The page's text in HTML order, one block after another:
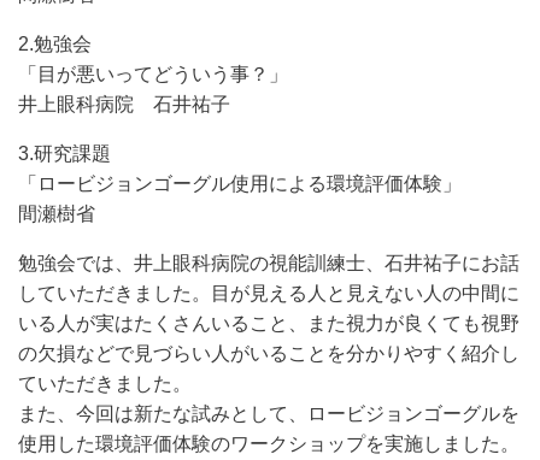
2.勉強会
「目が悪いってどういう事？」
井上眼科病院 石井祐子
3.研究課題
「ロービジョンゴーグル使用による環境評価体験」
間瀬樹省
勉強会では、井上眼科病院の視能訓練士、石井祐子にお話
していただきました。目が見える人と見えない人の中間に
いる人が実はたくさんいること、また視力が良くても視野
の欠損などで見づらい人がいることを分かりやすく紹介し
ていただきました。
また、今回は新たな試みとして、ロービジョンゴーグルを
使用した環境評価体験のワークショップを実施しました。